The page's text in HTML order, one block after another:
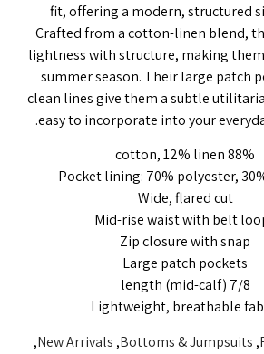
fit, offering a modern, structured
Crafted from a cotton-linen blend,
lightness with structure, making
summer season. Their large patch
clean lines give them a subtle
easy to incorporate into your
88% cotton, 12% linen
Pocket lining: 70% polyester,
Wide, flared cut
Mid-rise waist with belt
Zip closure with snap
Large patch pockets
7/8 length (mid-calf)
Lightweight, breathable
,
Bottoms & Jumpsuits
,
New Arrivals
,